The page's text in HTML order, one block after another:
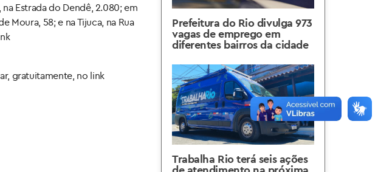
Estrada do Dendê, 2.080; em
Moura, 58; e na Tijuca, na Rua
gratuitamente, no link
Prefeitura do Rio divulga 973
vagas de emprego em
diferentes bairros da cidade
Trabalha Rio terá seis ações